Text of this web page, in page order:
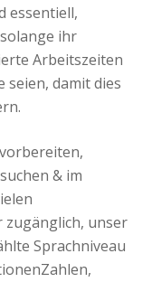
essentiell,
ihr
Arbeitszeiten
seien, damit dies
& im
zugänglich, unser
Sprachniveau